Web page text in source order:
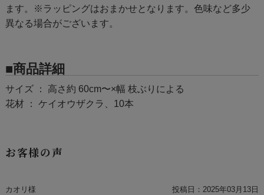
ます。※ラッピングはおまかせとなります。色味など多少
異なる場合がございます。
■商品詳細
サイズ ： 高さ約 60cm〜×幅 枝ぶりによる
花材 ： ケイオウザクラ、10本
お客様の声
カオリ様 投稿日： 2025年03月13日